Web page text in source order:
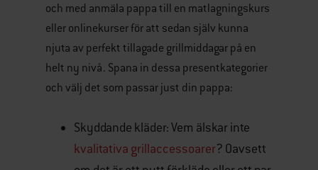
och med anmäla pappa till en matlagningskurs
eller onlinekurser för att sedan själv kunna
njuta av perfekt tillagade grillmiddagar på en
helt ny nivå. Spana in dessa presentkategorier
och välj det som passar just din pappa:
Skyddande kläder: Vem älskar inte
kvalitativa grillaccessoarer? Oavsett